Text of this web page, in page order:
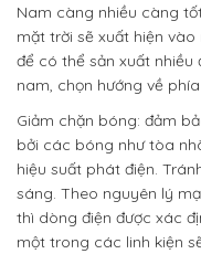
Nam càng nhiều càng
mặt trời sẽ xuất hiện
để có thể sản xuất
nam, chọn hướng về
Giảm chặn bóng: đảm
bởi các bóng như tòa
hiệu suất phát điện.
sáng. Theo nguyên lý
thì dòng điện được xác
một trong các linh kiện